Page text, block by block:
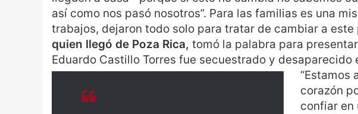
así como nos pasó nosotros”. Para las familias es una
trabajos, dejaron todo solo para tratar de cambiar a este
quien llegó de Poza Rica, tomó la palabra para
Eduardo Castillo Torres fue secuestrado y desaparecido
“Estamos
corazón
confiar en